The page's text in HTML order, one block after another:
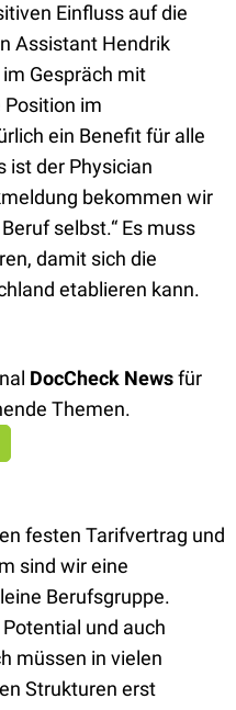
Einfluss auf die
Assistant Hendrik
im Gespräch mit
Position im
ein Benefit für alle
ist der Physician
bekommen wir
selbst.“ Es muss
damit sich die
etablieren kann.
DocCheck Newsfür
Themen.
festen Tarifvertrag und
sind wir eine
Berufsgruppe.
und auch
müssen in vielen
Strukturen erst